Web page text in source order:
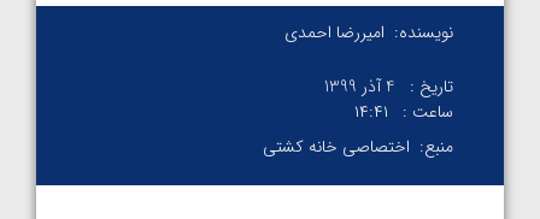
نویسنده: امیررضا احمدی
تاریخ :
4 آذر 1399
ساعت :
۱۴:۴۱
منبع: اختصاصی خانه کشتی